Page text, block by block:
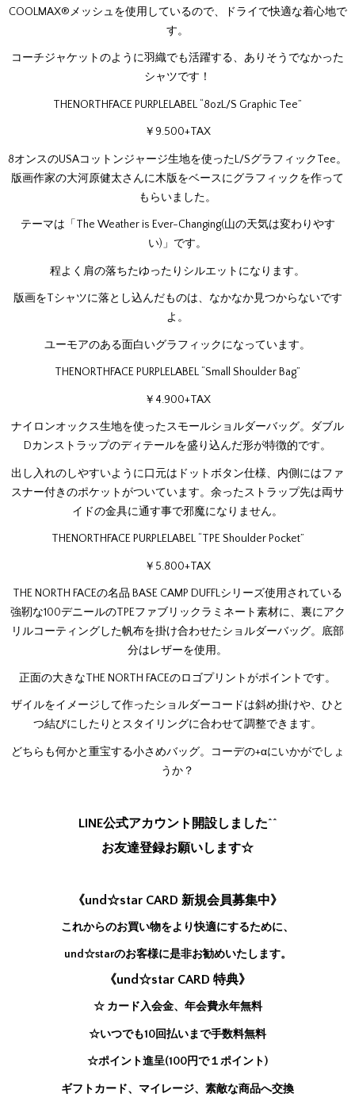
COOLMAX®メッシュを使用しているので、ドライで快適な着心地で
す。
コーチジャケットのように羽織でも活躍する、ありそうでなかった
シャツです！
THENORTHFACE PURPLELABEL “8ozL/S Graphic Tee”
￥9.500+TAX
8オンスのUSAコットンジャージ生地を使ったL/SグラフィックTee。
版画作家の大河原健太さんに木版をベースにグラフィックを作って
もらいました。
テーマは「The Weather is Ever-Changing(山の天気は変わりやす
い)」です。
程よく肩の落ちたゆったりシルエットになります。
版画をTシャツに落とし込んだものは、なかなか見つからないです
よ。
ユーモアのある面白いグラフィックになっています。
THENORTHFACE PURPLELABEL “Small Shoulder Bag”
￥4.900+TAX
ナイロンオックス生地を使ったスモールショルダーバッグ。ダブル
Dカンストラップのディテールを盛り込んだ形が特徴的です。
出し入れのしやすいように口元はドットボタン仕様、内側にはファ
スナー付きのポケットがついています。余ったストラップ先は両サ
イドの金具に通す事で邪魔になりません。
THENORTHFACE PURPLELABEL “TPE Shoulder Pocket”
￥5.800+TAX
THE NORTH FACEの名品 BASE CAMP DUFFLシリーズ使用されている
強靭な100デニールのTPEファブリックラミネート素材に、裏にアク
リルコーティングした帆布を掛け合わせたショルダーバッグ。底部
分はレザーを使用。
正面の大きなTHE NORTH FACEのロゴプリントがポイントです。
ザイルをイメージして作ったショルダーコードは斜め掛けや、ひと
つ結びにしたりとスタイリングに合わせて調整できます。
どちらも何かと重宝する小さめバッグ。コーデの+αにいかがでしょ
うか？
LINE公式アカウント開設しました^^
お友達登録お願いします☆
《und☆star CARD 新規会員募集中》
これからのお買い物をより快適にするために、
und☆starのお客様に是非お勧めいたします。
《und☆star CARD 特典》
☆ カード入会金、年会費永年無料
☆いつでも10回払いまで手数料無料
☆ポイント進呈(100円で１ポイント)
ギフトカード、マイレージ、素敵な商品へ交換